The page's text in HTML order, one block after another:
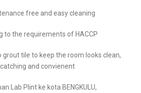
free and easy cleaning
to the requirements of HACCP
tile to keep the room looks clean,
and convienent
Lab Plint ke kota BENGKULU,